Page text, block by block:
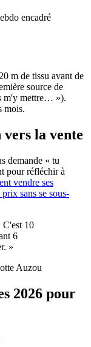
encadré
m de tissu avant de
source de
m'y mettre… »).
mois.
la vente
demande « tu
pour réfléchir à
vendre ses
sans se sous-
C'est 10
6
»
Auzou
2026 pour